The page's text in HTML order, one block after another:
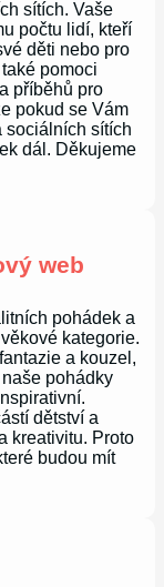
sítích. Vaše
počtu lidí, kteří
děti nebo pro
pomoci
příběhů pro
pokud se Vám
sociálních sítích
dál. Děkujeme
web
pohádek a
kategorie.
a kouzel,
pohádky
dětství a
kreativitu. Proto
budou mít